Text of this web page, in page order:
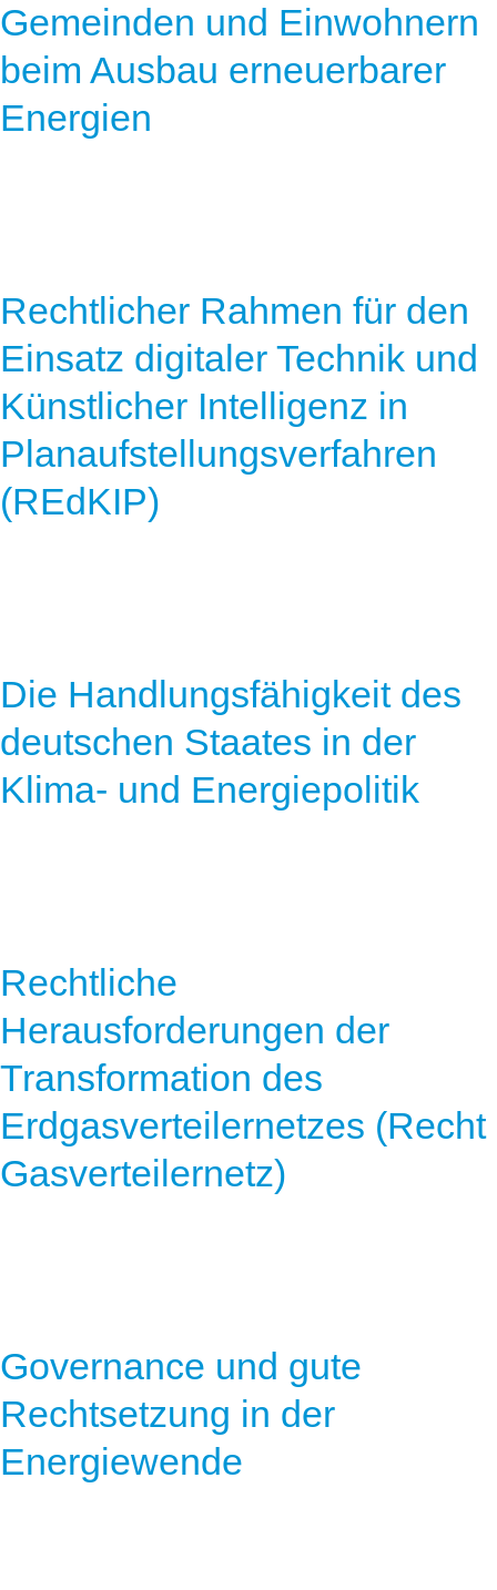
Gemeinden und Einwohnern
beim Ausbau erneuerbarer
Energien
Rechtlicher Rahmen für den
Einsatz digitaler Technik und
Künstlicher Intelligenz in
Planaufstellungsverfahren
(REdKIP)
Die Handlungsfähigkeit des
deutschen Staates in der
Klima- und Energiepolitik
Rechtliche
Herausforderungen der
Transformation des
Erdgasverteilernetzes (Recht
Gasverteilernetz)
Governance und gute
Rechtsetzung in der
Energiewende